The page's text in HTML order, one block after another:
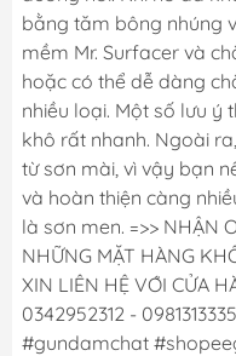
bằng tăm bông nhúng
mềm Mr. Surfacer và
hoặc có thể dễ dàng
nhiều loại. Một số lưu ý
khô rất nhanh. Ngoài
từ sơn mài, vì vậy bạn
và hoàn thiện càng
là sơn men. =>> NHẬN
NHỮNG MẶT HÀNG
XIN LIÊN HỆ VỚI CỬA
0342952312 -
#gundamchat